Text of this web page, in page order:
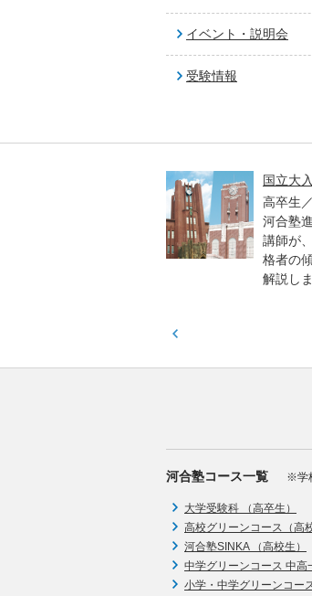
イベント・説明会
受験情報
国立大
高卒生
河合塾
講師が
格者の
解説しま
河合塾コース一覧 ※学
大学受験科 （高卒生）
高校グリーンコース（高
河合塾SINKA （高校生）
中学グリーンコース 中高
小学・中学グリーンコー